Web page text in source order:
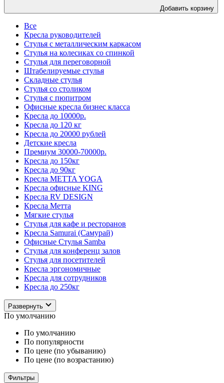
Добавить корзину
Все
Кресла руководителей
Стулья с металлическим каркасом
Стулья на колесиках со спинкой
Стулья для переговорной
Штабелируемые стулья
Складные стулья
Стулья со столиком
Стулья с пюпитром
Офисные кресла бизнес класса
Кресла до 10000р.
Кресла до 120 кг
Кресла до 20000 рублей
Детские кресла
Премиум 30000-70000р.
Кресла до 150кг
Кресла до 90кг
Кресла METTA YOGA
Кресла офисные KING
Кресла RV DESIGN
Кресла Метта
Мягкие стулья
Стулья для кафе и ресторанов
Кресла Samurai (Самурай)
Офисные Стулья Samba
Стулья для конференц залов
Стулья для посетителей
Кресла эргономичные
Кресла для сотрудников
Кресла до 250кг
Развернуть
По умолчанию
По умолчанию
По популярности
По цене (по убыванию)
По цене (по возрастанию)
Фильтры